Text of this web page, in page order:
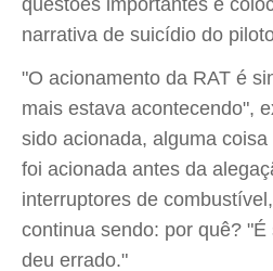
questões importantes e
narrativa de suicídio do
"O acionamento da RAT é
mais estava acontecendo",
sido acionada, alguma
foi acionada antes da
interruptores de
continua sendo: por quê?
deu errado."